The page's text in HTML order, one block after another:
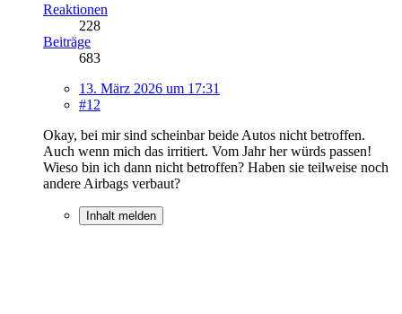
Reaktionen
228
Beiträge
683
13. März 2026 um 17:31
#12
Okay, bei mir sind scheinbar beide Autos nicht betroffen.
Auch wenn mich das irritiert. Vom Jahr her würds passen!
Wieso bin ich dann nicht betroffen? Haben sie teilweise noch
andere Airbags verbaut?
Inhalt melden